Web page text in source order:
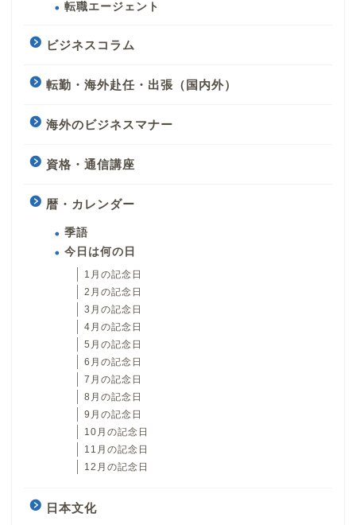
転職エージェント
ビジネスコラム
転勤・海外赴任・出張（国内外）
海外のビジネスマナー
資格・通信講座
暦・カレンダー
季語
今日は何の日
1月の記念日
2月の記念日
3月の記念日
4月の記念日
5月の記念日
6月の記念日
7月の記念日
8月の記念日
9月の記念日
10月の記念日
11月の記念日
12月の記念日
日本文化